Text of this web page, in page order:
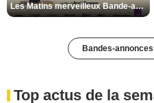
Les Matins merveilleux Bande-annonce VF
Bandes-
Top actus de la